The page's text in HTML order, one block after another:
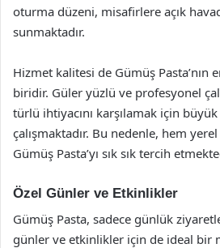
oturma düzeni, misafirlere açık
sunmaktadır.
Hizmet kalitesi de Gümüş Pasta’nın
biridir. Güler yüzlü ve profesyonel
türlü ihtiyacını karşılamak için
çalışmaktadır. Bu nedenle, hem
Gümüş Pasta’yı sık sık tercih
Özel Günler ve Etkinlikler
Gümüş Pasta, sadece günlük
günler ve etkinlikler için de ideal bir